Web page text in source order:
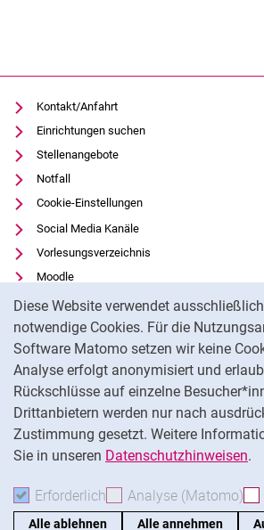
Diese Website verwendet
notwendige Cookies. Für die
Software Matomo setzen wir keine
Analyse erfolgt anonymisiert und
Rückschlüsse auf einzelne
Drittanbietern werden nur nach
Zustimmung gesetzt. Weitere
Sie in unseren Datenschutzhinweisen.
Erforderlich Erforderliche Cookies
Analyse (Matomo)
Alle ablehnen Alle annehmen
Kontakt/Anfahrt
Einrichtungen suchen
Stellenangebote
Notfall
Cookie-Einstellungen
Social Media Kanäle
Vorlesungsverzeichnis
Moodle
Panopto
Universitätsbibliothek
Datenschutz
Barrierefreiheit
Transparenter KI-Einsatz